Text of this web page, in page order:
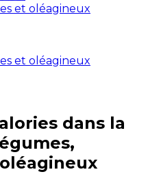
et oléagineux
et oléagineux
dans la